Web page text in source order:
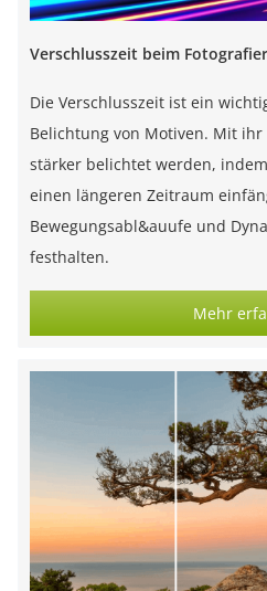
Verschlusszeit beim
Die Verschlusszeit ist ein
Belichtung von Motiven. Mit
stärker belichtet werden,
einen längeren Zeitraum
Bewegungsabl&auufe und
festhalten.
Mehr